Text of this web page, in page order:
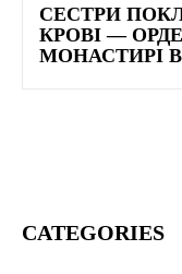
СЕСТРИ
КРОВІ —
МОНАСТИРІ В
CATEGORIES